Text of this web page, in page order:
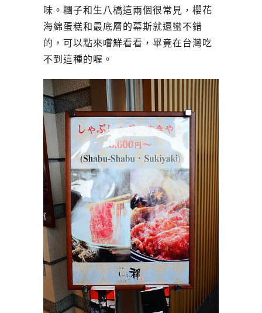
味。糰子和生八橋這兩個很常見，櫻花
海綿蛋糕和最底層的幕斯就還蠻不錯
的，可以點來嚐鮮看看，畢竟在台灣吃
不到這種的喔。